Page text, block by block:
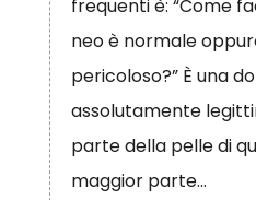
frequenti è: “Come
neo è normale
pericoloso?” È una
assolutamente
parte della pelle di
maggior parte...